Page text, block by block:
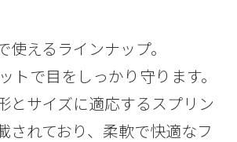
使えるラインナップ。
トで目をしっかり守ります。
とサイズに適応するスプリン
されており、柔軟で快適なフ